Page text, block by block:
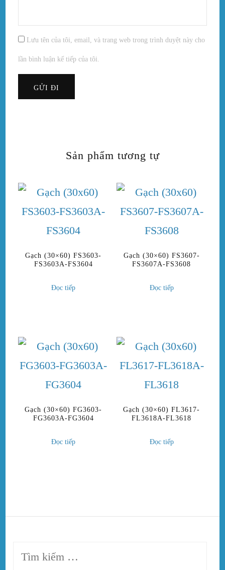
Lưu tên của tôi, email, và trang web trong trình duyệt này cho
lần bình luận kế tiếp của tôi.
Sản phẩm tương tự
Gạch (30×60) FS3603-
FS3603A-FS3604
Đọc tiếp
Gạch (30×60) FS3607-
FS3607A-FS3608
Đọc tiếp
Gạch (30×60) FG3603-
FG3603A-FG3604
Đọc tiếp
Gạch (30×60) FL3617-
FL3618A-FL3618
Đọc tiếp
Tìm